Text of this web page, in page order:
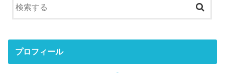
プロフィール